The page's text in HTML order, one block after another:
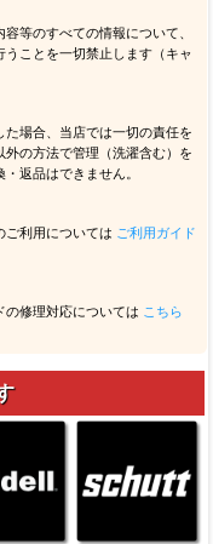
等のすべての情報について、
ことを一切禁止します（キャ
場合、当店では一切の責任を
の方法で管理（洗濯含む）を
返品はできません。
ご利用については ご利用ガイド
の修理対応については こちら